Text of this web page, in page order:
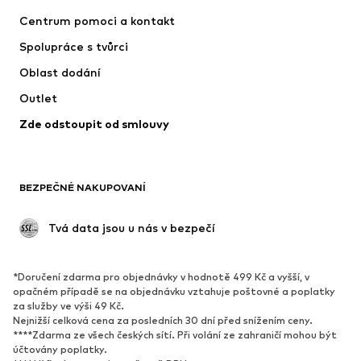
NIKE
Centrum pomoci a kontakt
Spolupráce s tvůrci
Oblast dodání
Outlet
Zde odstoupit od smlouvy
BEZPEČNÉ NAKUPOVANÍ
Tvá data jsou u nás v bezpečí
*Doručení zdarma pro objednávky v hodnotě 499 Kč a vyšší, v
opačném případě se na objednávku vztahuje poštovné a poplatky
za služby ve výši 49 Kč.
Nejnižší celková cena za posledních 30 dní před snížením ceny.
****Zdarma ze všech českých sítí. Při volání ze zahraničí mohou být
účtovány poplatky.